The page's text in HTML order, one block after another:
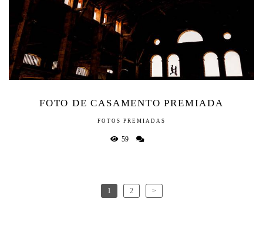
FOTO DE CASAMENTO PREMIADA
FOTOS PREMIADAS
59
1 2 >